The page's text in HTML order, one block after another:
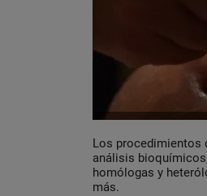
Los procedimientos
análisis
homólogas y
más.